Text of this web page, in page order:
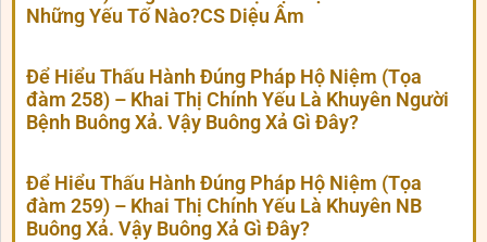
Những Yếu Tố Nào?CS Diệu Âm
Để Hiểu Thấu Hành Đúng Pháp Hộ Niệm (Tọa
đàm 258) – Khai Thị Chính Yếu Là Khuyên Người
Bệnh Buông Xả. Vậy Buông Xả Gì Đây?
Để Hiểu Thấu Hành Đúng Pháp Hộ Niệm (Tọa
đàm 259) – Khai Thị Chính Yếu Là Khuyên NB
Buông Xả. Vậy Buông Xả Gì Đây?